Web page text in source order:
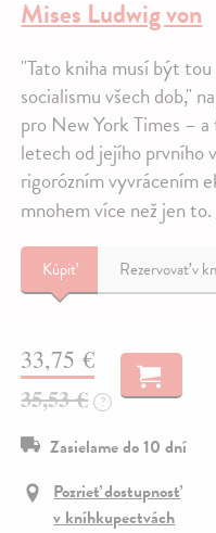
Mises Ludwig von
"Tato kniha musí být
socialismu všech dob,"
pro New York Times –
letech od jejího prvního
rigorózním vyvrácením
mnohem více než jen to.
Kúpiť Rezervovať v
33,75 €
35,53 € ?
Zasielame do 10 dní
Pozrieť dostupnosť
v kníhkupectvách